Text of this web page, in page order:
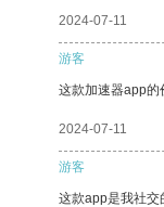
2024-07-11
游客
这款加速器app的
2024-07-11
游客
这款app是我社交